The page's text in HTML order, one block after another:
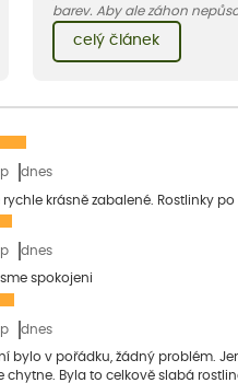
barev. Aby ale záhon
doplnit vhodnými sousedy.
jakými trvalkami a travinami
celý článek
dnes
rychle krásně zabalené. Rostlinky
dnes
spokojeni
dnes
bylo v pořádku, žádný problém.
chytne. Byla to celkově slabá